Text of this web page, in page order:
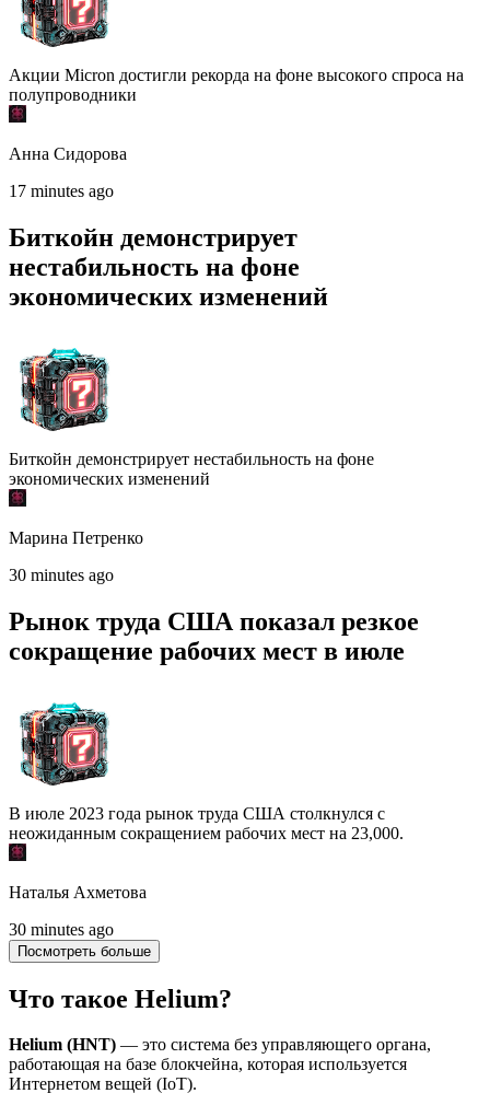
Акции Micron достигли рекорда на фоне высокого спроса на
полупроводники
Анна Сидорова
17 minutes ago
Биткойн демонстрирует
нестабильность на фоне
экономических изменений
Биткойн демонстрирует нестабильность на фоне
экономических изменений
Марина Петренко
30 minutes ago
Рынок труда США показал резкое
сокращение рабочих мест в июле
В июле 2023 года рынок труда США столкнулся с
неожиданным сокращением рабочих мест на 23,000.
Наталья Ахметова
30 minutes ago
Посмотреть больше
Что такое Helium?
Helium (HNT) — это система без управляющего органа,
работающая на базе блокчейна, которая используется
Интернетом вещей (IoT).